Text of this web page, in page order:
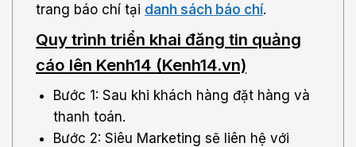
trang báo chí tại danh sách báo chí.
Quy trình triển khai đăng tin quảng
cáo lên Kenh14 (Kenh14.vn)
Bước 1: Sau khi khách hàng đặt hàng và
thanh toán.
Bước 2: Siêu Marketing sẽ liên hệ với